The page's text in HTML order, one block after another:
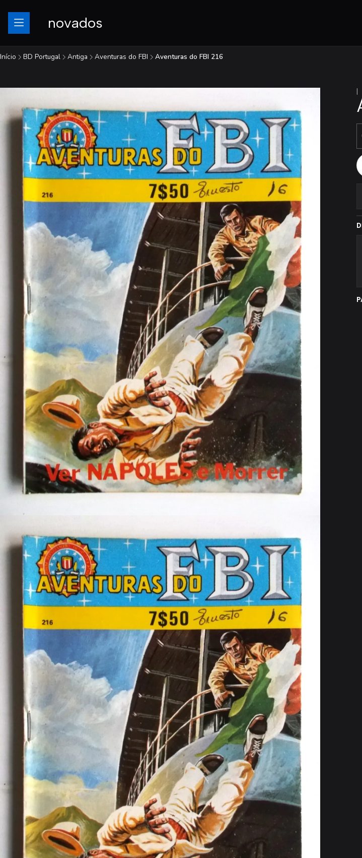
novados
Início BD Portugal Antiga Aventuras do FBI Aventuras do FBI 216
|